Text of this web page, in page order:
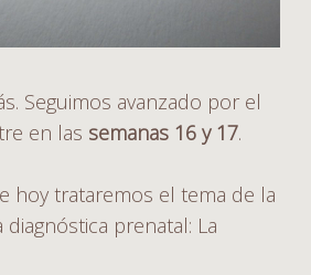
Seguimos avanzado por el
en las semanas 16 y 17.
hoy trataremos el tema de la
prenatal: La